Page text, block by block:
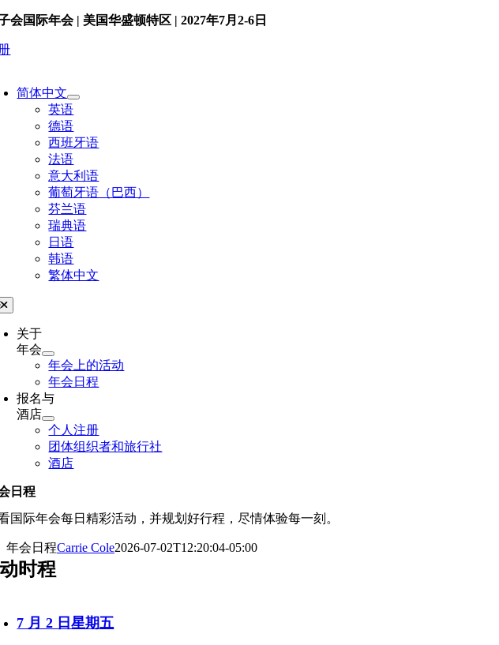
Skip
content
会国际年会 | 美国华盛顿特区 | 2027年7月2-6日
简体中文
英语
德语
西班牙语
法语
意大利语
葡萄牙语（巴西）
芬兰语
瑞典语
日语
韩语
繁体中文
关于
年会
年会上的活动
年会日程
报名与
酒店
个人注册
团体组织者和旅行社
酒店
日程
国际年会每日精彩活动，并规划好行程，尽情体验每一刻。
年会日程Carrie Cole2026-07-02T12:20:04-05:00
时程
7 月 2 日星期五